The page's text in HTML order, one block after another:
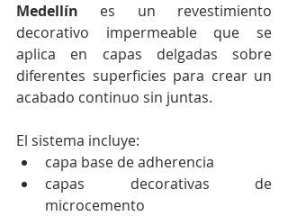
Medellín es un revestimiento
decorativo impermeable que se
aplica en capas delgadas sobre
diferentes superficies para crear un
acabado continuo sin juntas.
El sistema incluye:
capa base de adherencia
capas decorativas de
microcemento